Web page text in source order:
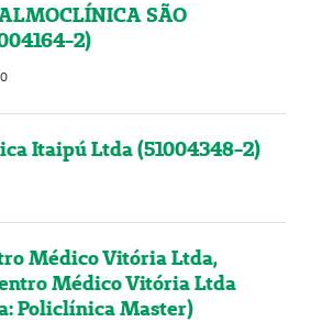
SÃO
2)
Itaipú Ltda (51004348-2)
Médico Vitória Ltda,
Médico Vitória Ltda
Policlínica Master)